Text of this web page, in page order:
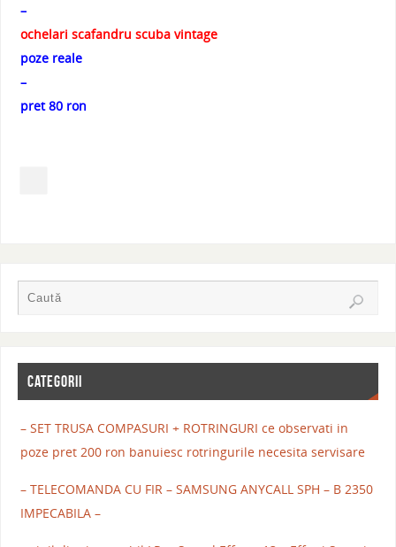
–
ochelari scafandru scuba vintage
poze reale
–
pret 80 ron
CATEGORII
– SET TRUSA COMPASURI + ROTRINGURI ce observati in
poze pret 200 ron banuiesc rotringurile necesita servisare
– TELECOMANDA CU FIR – SAMSUNG ANYCALL SPH – B 2350
IMPECABILA –